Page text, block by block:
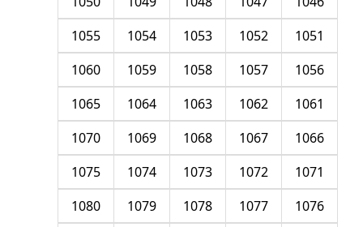
1051
1052
1053
1054
1055
1056
1057
1058
1059
1060
1061
1062
1063
1064
1065
1066
1067
1068
1069
1070
1071
1072
1073
1074
1075
1076
1077
1078
1079
1080